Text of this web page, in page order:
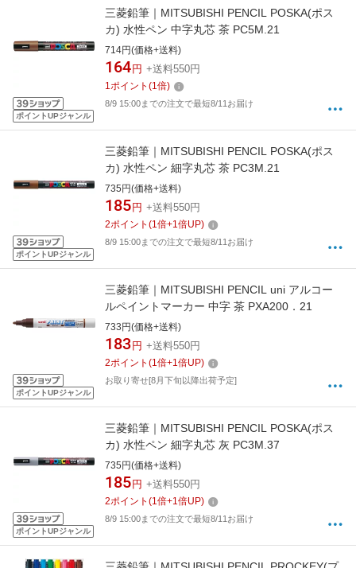
ポイントUPジャンル
三菱鉛筆｜MITSUBISHI PENCIL POSKA(ポス
カ) 水性ペン 中字丸芯 茶 PC5M.21
714円(価格+送料)
164 円 +送料550円
1ポイント (1倍)
8/9 15:00までの注文で最短8/11お届け
ポイントUPジャンル
三菱鉛筆｜MITSUBISHI PENCIL POSKA(ポス
カ) 水性ペン 細字丸芯 茶 PC3M.21
735円(価格+送料)
185 円 +送料550円
2ポイント (1倍+1倍UP)
8/9 15:00までの注文で最短8/11お届け
ポイントUPジャンル
三菱鉛筆｜MITSUBISHI PENCIL uni アルコー
ルペイントマーカー 中字 茶 PXA200．21
733円(価格+送料)
183 円 +送料550円
2ポイント (1倍+1倍UP)
お取り寄せ[8月下旬以降出荷予定]
ポイントUPジャンル
三菱鉛筆｜MITSUBISHI PENCIL POSKA(ポス
カ) 水性ペン 細字丸芯 灰 PC3M.37
735円(価格+送料)
185 円 +送料550円
2ポイント (1倍+1倍UP)
8/9 15:00までの注文で最短8/11お届け